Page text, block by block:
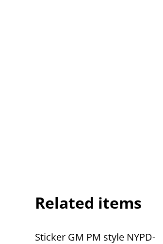
Related items
Sticker GM PM style NYPD-